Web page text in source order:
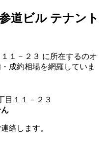
道ビル テナント
１－２３ に所在するのオ
成約相場を網羅していま
目１１－２３
絡します。